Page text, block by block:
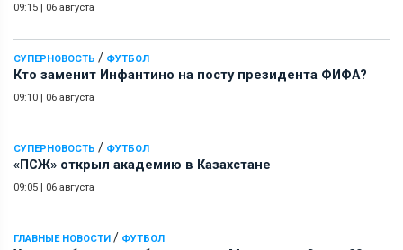
09:15 | 06 августа
СУПЕРНОВОСТЬ / ФУТБОЛ
Кто заменит Инфантино на посту президента ФИФА?
09:10 | 06 августа
СУПЕРНОВОСТЬ / ФУТБОЛ
«ПСЖ» открыл академию в Казахстане
09:05 | 06 августа
ГЛАВНЫЕ НОВОСТИ / ФУТБОЛ